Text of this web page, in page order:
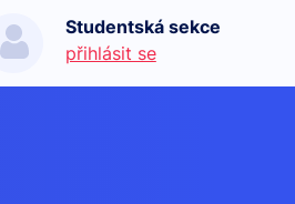
Studentská sekce
přihlásit se